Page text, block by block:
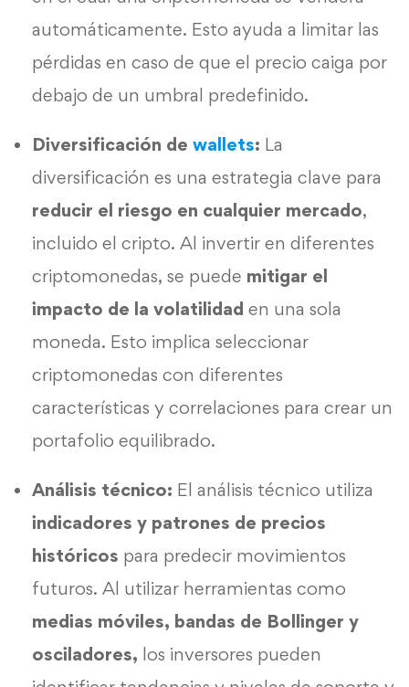
automáticamente. Esto ayuda a limitar las
pérdidas en caso de que el precio caiga por
debajo de un umbral predefinido.
Diversificación de wallets: La
diversificación es una estrategia clave para
reducir el riesgo en cualquier mercado,
incluido el cripto. Al invertir en diferentes
criptomonedas, se puede mitigar el
impacto de la volatilidad en una sola
moneda. Esto implica seleccionar
criptomonedas con diferentes
características y correlaciones para crear un
portafolio equilibrado.
Análisis técnico: El análisis técnico utiliza
indicadores y patrones de precios
históricos para predecir movimientos
futuros. Al utilizar herramientas como
medias móviles, bandas de Bollinger y
osciladores, los inversores pueden